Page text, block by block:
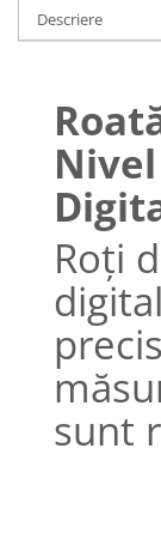
Descriere
Roți
sunt